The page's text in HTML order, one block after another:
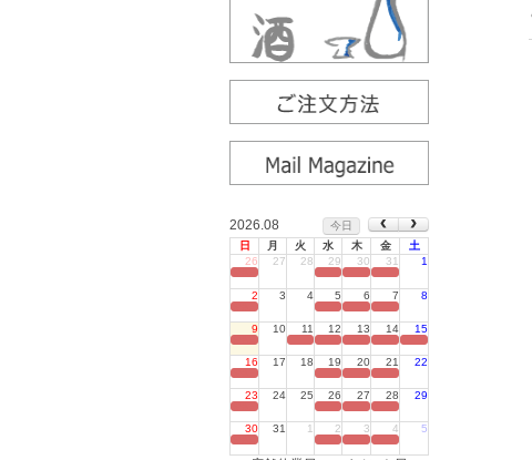
2026.08
今日
日
月 火 水 木 金
土
26
27 28 29 30 31 1
2 3 4 5 6 7 8
9 10 11 12 13 14 15
16 17 18 19 20 21 22
23 24 25 26 27 28 29
30 31 1 2 3 4 5